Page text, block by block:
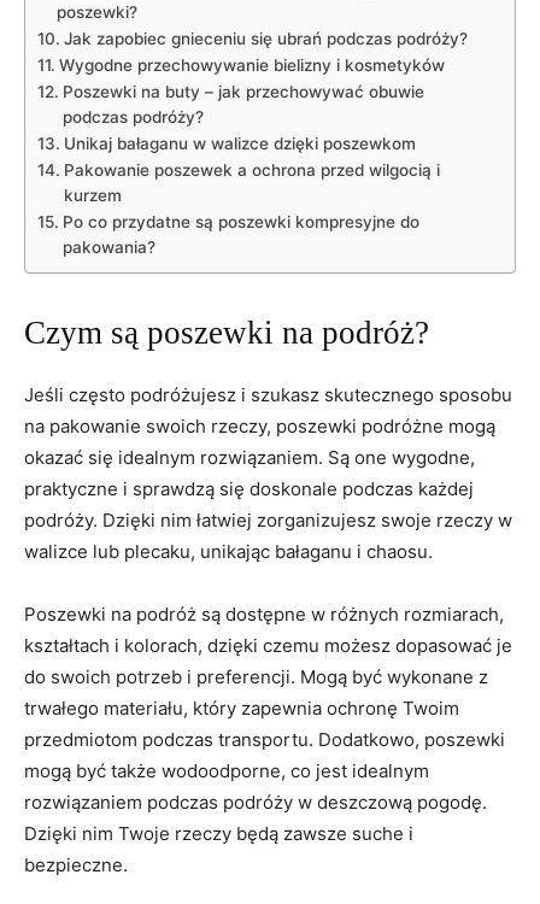
poszewki?
Jak zapobiec gnieceniu​ się ubrań podczas podróży?
Wygodne przechowywanie bielizny i ‍kosmetyków
Poszewki na buty – jak przechowywać obuwie⁢
podczas podróży?
Unikaj bałaganu w walizce dzięki poszewkom
Pakowanie⁤ poszewek a ochrona przed ⁢wilgocią i
kurzem
Po co przydatne są poszewki kompresyjne do
pakowania?
Czym są poszewki na podróż?
Jeśli często podróżujesz i szukasz skutecznego sposobu
na pakowanie swoich rzeczy, poszewki podróżne‌ mogą
okazać się idealnym rozwiązaniem. Są one wygodne,
praktyczne i sprawdzą się doskonale podczas każdej
podróży. Dzięki nim ⁤łatwiej zorganizujesz swoje rzeczy w
⁤walizce lub plecaku, unikając bałaganu i chaosu.
Poszewki na podróż są dostępne ⁢w różnych rozmiarach,
kształtach i kolorach,⁤ dzięki czemu możesz dopasować je
do swoich potrzeb i preferencji. Mogą być wykonane⁢ z
trwałego materiału, ⁢który zapewnia ⁤ochronę Twoim
przedmiotom podczas transportu. Dodatkowo, poszewki
mogą być⁣ także wodoodporne, co jest idealnym
rozwiązaniem podczas podróży‌ w deszczową pogodę.
⁤Dzięki⁤ nim Twoje rzeczy będą zawsze suche i⁤
bezpieczne.